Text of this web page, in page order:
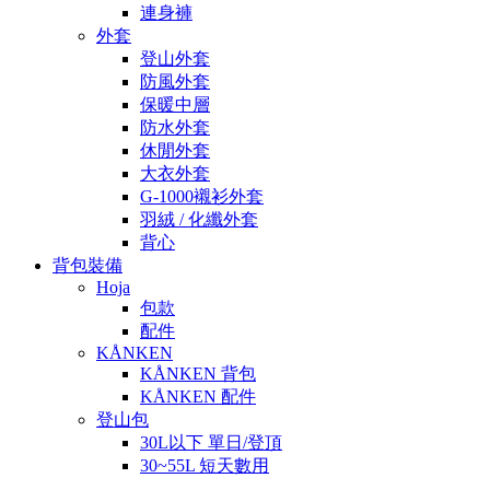
連身褲
外套
登山外套
防風外套
保暖中層
防水外套
休閒外套
大衣外套
G-1000襯衫外套
羽絨 / 化纖外套
背心
背包裝備
Hoja
包款
配件
KÅNKEN
KÅNKEN 背包
KÅNKEN 配件
登山包
30L以下 單日/登頂
30~55L 短天數用